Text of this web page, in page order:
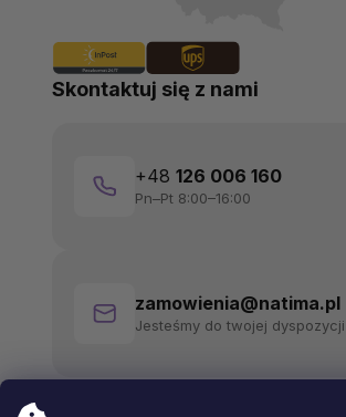
Skontaktuj się z nami
+48 126 006 160
Pn–Pt 8:00–16:00
zamowienia@natima.pl
Jesteśmy do twojej dyspozycji